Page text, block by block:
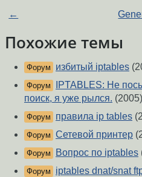
←
Похожие темы
Форум избитый iptables
Форум
IPTABLES: Не
поиск, я уже рылся. (2005)
Форум правила ip tables
Форум Сетевой принтер
Форум Вопрос по iptables
Форум iptables dnat/snat